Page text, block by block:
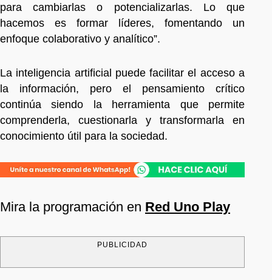
para cambiarlas o potencializarlas. Lo que
hacemos es formar líderes, fomentando un
enfoque colaborativo y analítico”.
La inteligencia artificial puede facilitar el acceso a
la información, pero el pensamiento crítico
continúa siendo la herramienta que permite
comprenderla, cuestionarla y transformarla en
conocimiento útil para la sociedad.
Mira la programación en Red Uno Play
PUBLICIDAD